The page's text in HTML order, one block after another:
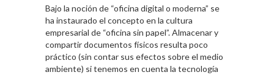
Bajo la noción de “oficina digital o moderna” se
ha instaurado el concepto en la cultura
empresarial de “oficina sin papel”. Almacenar y
compartir documentos físicos resulta poco
práctico (sin contar sus efectos sobre el medio
ambiente) si tenemos en cuenta la tecnología